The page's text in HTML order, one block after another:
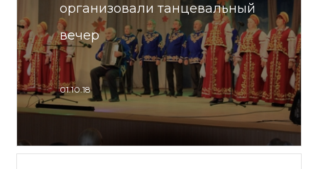
организовали танцевальный
вечер
01.10.18